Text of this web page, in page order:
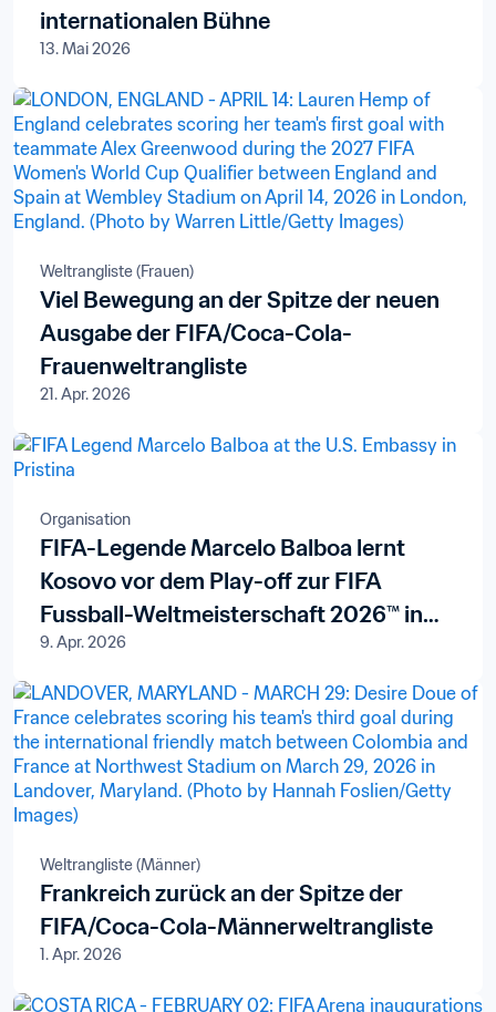
internationalen Bühne
13. Mai 2026
Weltrangliste (Frauen)
Viel Bewegung an der Spitze der neuen
Ausgabe der FIFA/Coca-Cola-
Frauenweltrangliste
21. Apr. 2026
Organisation
FIFA-Legende Marcelo Balboa lernt
Kosovo vor dem Play-off zur FIFA
Fussball-Weltmeisterschaft 2026™ in
Pristina kennen
9. Apr. 2026
Weltrangliste (Männer)
Frankreich zurück an der Spitze der
FIFA/Coca-Cola-Männerweltrangliste
1. Apr. 2026